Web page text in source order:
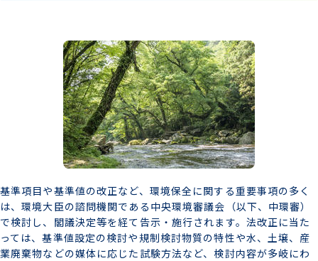
基準項目や基準値の改正など、環境保全に関する重要事項の多く
は、環境大臣の諮問機関である中央環境審議会（以下、中環審）
で検討し、閣議決定等を経て告示・施行されます。法改正に当た
っては、基準値設定の検討や規制検討物質の特性や水、土壌、産
業廃棄物などの媒体に応じた試験方法など、検討内容が多岐にわ